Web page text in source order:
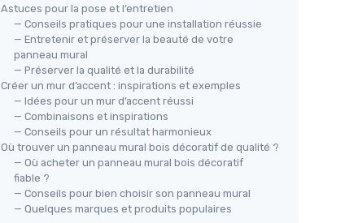
Astuces pour la pose et l’entretien
— Conseils pratiques pour une installation réussie
— Entretenir et préserver la beauté de votre
panneau mural
— Préserver la qualité et la durabilité
Créer un mur d’accent : inspirations et exemples
— Idées pour un mur d’accent réussi
— Combinaisons et inspirations
— Conseils pour un résultat harmonieux
Où trouver un panneau mural bois décoratif de qualité ?
— Où acheter un panneau mural bois décoratif
fiable ?
— Conseils pour bien choisir son panneau mural
— Quelques marques et produits populaires